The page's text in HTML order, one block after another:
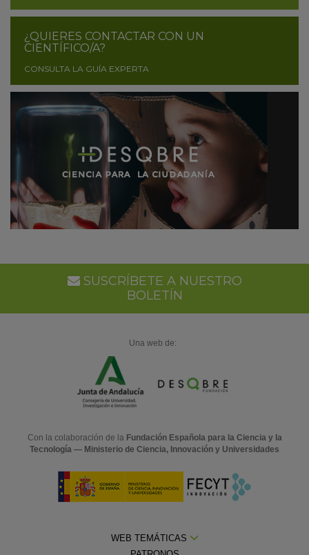
¿QUIERES CONTACTAR CON UN
CIENTÍFICO/A?
CONSULTA LA GUÍA EXPERTA
SUSCRÍBETE A NUESTRO
BOLETÍN
Una web de:
Con la colaboración de la Fundación Española para la Ciencia y la
Tecnología — Ministerio de Ciencia, Innovación y Universidades
WEB TEMÁTICAS